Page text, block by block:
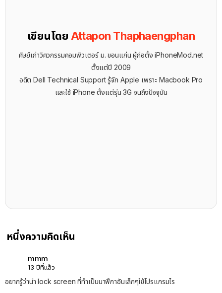
เขียนโดย Attapon Thaphaengphan
ศิษย์เก่าวิศวกรรมคอมพิวเตอร์ ม. ขอนแก่น ผู้ก่อตั้ง iPhoneMod.net
ตั้งแต่ปี 2009
อดีต Dell Technical Support รู้จัก ​Apple เพราะ Macbook Pro
และใช้ iPhone ตั้งแต่รุ่น 3G จนถึงปัจจุบัน
หนึ่งความคิดเห็น
mmm
13 ปีที่แล้ว
อยากรู้ว่าน่า lock screen ที่ทำเป็นนาฟึกาอันเล็กๆใช้โปรแกรมไร